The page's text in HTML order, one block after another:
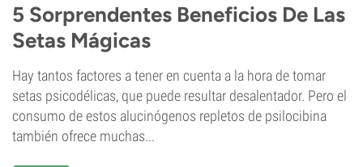
5 Sorprendentes Beneficios De Las
Setas Mágicas
Hay tantos factores a tener en cuenta a la hora de tomar
setas psicodélicas, que puede resultar desalentador. Pero el
consumo de estos alucinógenos repletos de psilocibina
también ofrece muchas...